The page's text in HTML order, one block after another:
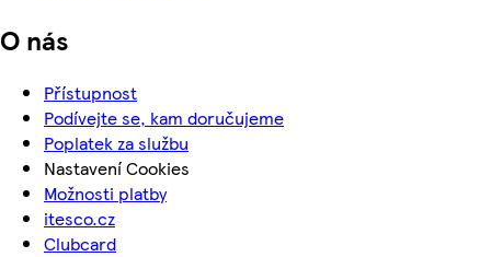
O nás
Přístupnost
Podívejte se, kam doručujeme
Poplatek za službu
Nastavení Cookies
Možnosti platby
itesco.cz
Clubcard